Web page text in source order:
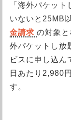
「海外パケッ
いないと25MB
金請求 の対象
外パケットし放
ビスに申し込ん
日あたり2,980
す。